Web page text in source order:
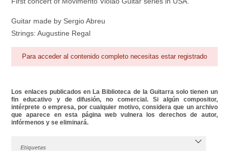
Guitar made by Sergio Abreu
Strings: Augustine Regal
Para acceder al contenido completo necesitas estar registrado
Los enlaces publicados en La Biblioteca de la Guitarra solo tienen un
fin educativo y de difusión, no comercial. Si algún compositor,
intérprete o empresa, por cualquier motivo, considera que un archivo
que aparece en esta página web vulnera los derechos de autor,
infórmenos y se eliminará.
Etiquetas